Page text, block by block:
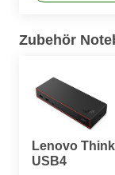
Zubehör
Lenovo
USB4